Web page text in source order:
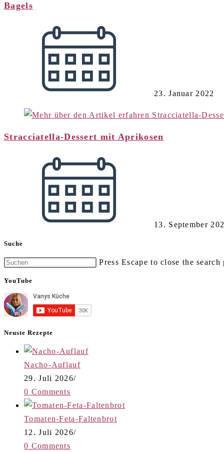
Bagels
23. Januar 2022
Stracciatella-Dessert mit Aprikosen
13. September
Suche
Press Escape to close the search
YouTube
Neuste Rezepte
Nacho-Auflauf
29. Juli 2026/
0 Comments
Tomaten-Feta-Faltenbrot
12. Juli 2026/
0 Comments